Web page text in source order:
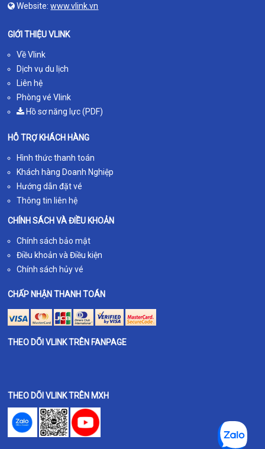
Website:www.vlink.vn
GIỚI THIỆU VLINK
Về Vlink
Dịch vụ du lịch
Liên hệ
Phòng vé Vlink
Hồ sơ năng lực (PDF)
HỖ TRỢ KHÁCH HÀNG
Hình thức thanh toán
Khách hàng Doanh Nghiệp
Hướng dẫn đặt vé
Thông tin liên hệ
CHÍNH SÁCH VÀ ĐIỀU KHOẢN
Chính sách bảo mật
Điều khoản và Điều kiện
Chính sách hủy vé
CHẤP NHẬN THANH TOÁN
THEO DÕI VLINK TRÊN FANPAGE
THEO DÕI VLINK TRÊN MXH